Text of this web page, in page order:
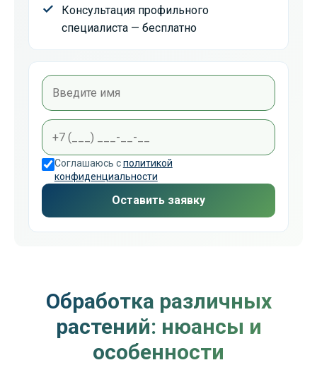
Консультация профильного
специалиста — бесплатно
Соглашаюсь сполитикой
конфиденциальности
Оставить заявку
Обработка различных
растений: нюансы и
особенности